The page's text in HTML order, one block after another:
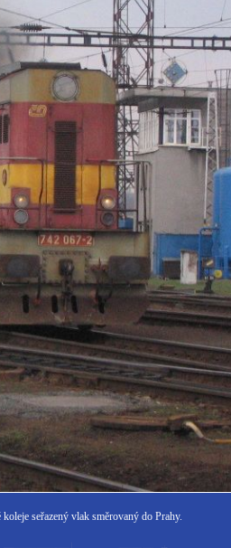
seřazený vlak směrovaný do Prahy.